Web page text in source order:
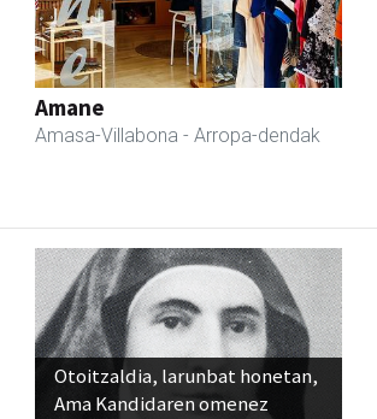
Amane
Amasa-Villabona - Arropa-dendak
Otoitzaldia, larunbat honetan,
Ama Kandidaren omenez